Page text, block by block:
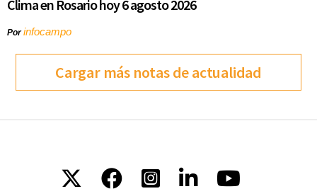
Clima en Rosario hoy 6 agosto 2026
Porinfocampo
Cargar más notas de actualidad